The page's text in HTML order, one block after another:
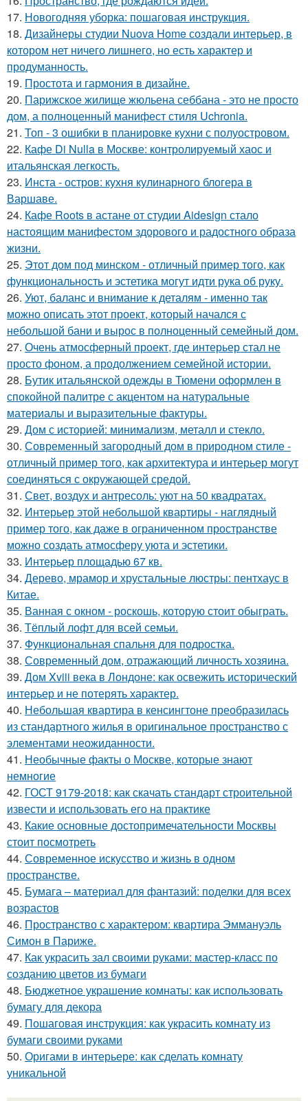
17. Новогодняя уборка: пошаговая инструкция.
18. Дизайнеры студии Nuova Home создали интерьер, в
котором нет ничего лишнего, но есть характер и
продуманность.
19. Простота и гармония в дизайне.
20. Парижское жилище жюльена себбана - это не просто
дом, а полноценный манифест стиля Uchronia.
21. Топ - 3 ошибки в планировке кухни с полуостровом.
22. Кафе Di Nulla в Москве: контролируемый хаос и
итальянская легкость.
23. Инста - остров: кухня кулинарного блогера в
Варшаве.
24. Кафе Roots в астане от студии Aidesign стало
настоящим манифестом здорового и радостного образа
жизни.
25. Этот дом под минском - отличный пример того, как
функциональность и эстетика могут идти рука об руку.
26. Уют, баланс и внимание к деталям - именно так
можно описать этот проект, который начался с
небольшой бани и вырос в полноценный семейный дом.
27. Очень атмосферный проект, где интерьер стал не
просто фоном, а продолжением семейной истории.
28. Бутик итальянской одежды в Тюмени оформлен в
спокойной палитре с акцентом на натуральные
материалы и выразительные фактуры.
29. Дом с историей: минимализм, металл и стекло.
30. Современный загородный дом в природном стиле -
отличный пример того, как архитектура и интерьер могут
соединяться с окружающей средой.
31. Свет, воздух и антресоль: уют на 50 квадратах.
32. Интерьер этой небольшой квартиры - наглядный
пример того, как даже в ограниченном пространстве
можно создать атмосферу уюта и эстетики.
33. Интерьер площадью 67 кв.
34. Дерево, мрамор и хрустальные люстры: пентхаус в
Китае.
35. Ванная с окном - роскошь, которую стоит обыграть.
36. Тёплый лофт для всей семьи.
37. Функциональная спальня для подростка.
38. Современный дом, отражающий личность хозяина.
39. Дом Xviii века в Лондоне: как освежить исторический
интерьер и не потерять характер.
40. Небольшая квартира в кенсингтоне преобразилась
из стандартного жилья в оригинальное пространство с
элементами неожиданности.
41. Необычные факты о Москве, которые знают
немногие
42. ГОСТ 9179-2018: как скачать стандарт строительной
извести и использовать его на практике
43. Какие основные достопримечательности Москвы
стоит посмотреть
44. Современное искусство и жизнь в одном
пространстве.
45. Бумага – материал для фантазий: поделки для всех
возрастов
46. Пространство с характером: квартира Эммануэль
Симон в Париже.
47. Как украсить зал своими руками: мастер-класс по
созданию цветов из бумаги
48. Бюджетное украшение комнаты: как использовать
бумагу для декора
49. Пошаговая инструкция: как украсить комнату из
бумаги своими руками
50. Оригами в интерьере: как сделать комнату
уникальной